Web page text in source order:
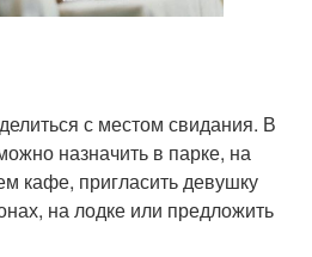
с местом свидания. В
назначить в парке, на
кафе, пригласить девушку
на лодке или предложить